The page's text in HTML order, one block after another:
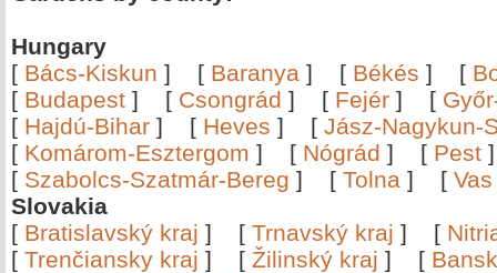
Hungary
[ Bács-Kiskun ] [ Baranya ] [ Békés ] [
[ Budapest ] [ Csongrád ] [ Fejér ] [
[ Hajdú-Bihar ] [ Heves ] [ Jász-Nagykun-
[ Komárom-Esztergom ] [ Nógrád ] [ Pest
[ Szabolcs-Szatmár-Bereg ] [ Tolna ] [ Vas
Slovakia
[ Bratislavský kraj ] [ Trnavský kraj ] [
[ Trenčiansky kraj ] [ Žilinský kraj ] [